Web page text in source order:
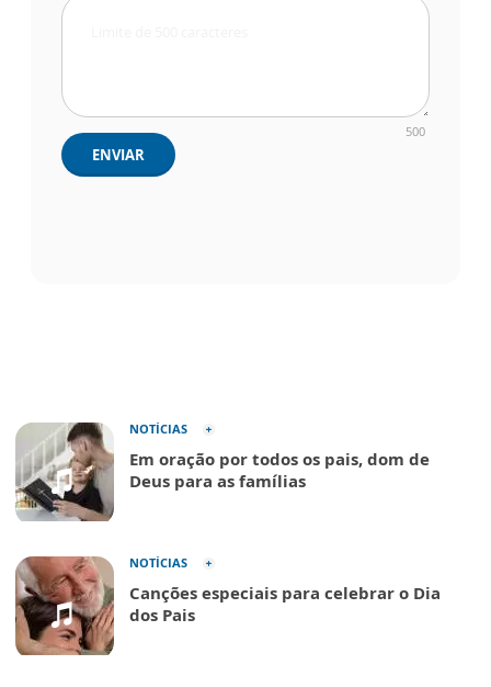
500
ENVIAR
NOTÍCIAS
Em oração por todos os pais, dom de
Deus para as famílias
NOTÍCIAS
Canções especiais para celebrar o Dia
dos Pais